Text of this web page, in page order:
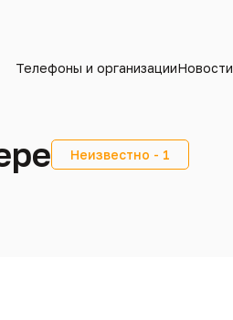
Телефоны и организацииНовости
Неизвестно - 1